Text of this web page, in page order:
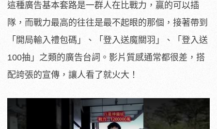
這種廣告基本套路是一群人在比戰力，贏的可以插
隊，而戰力最高的往往是最不起眼的那個，接著帶到
「開局輸入禮包碼」、「登入送魔關羽」、「登入送
100抽」之類的廣告台詞。影片質感通常都很差，搭
配誇張的宣傳，讓人看了就火大！